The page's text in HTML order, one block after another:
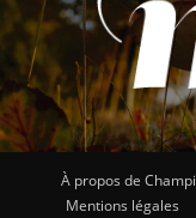
À propos de
Mentions légales